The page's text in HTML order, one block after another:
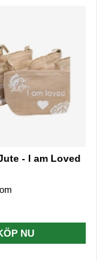
- I am Loved
NU